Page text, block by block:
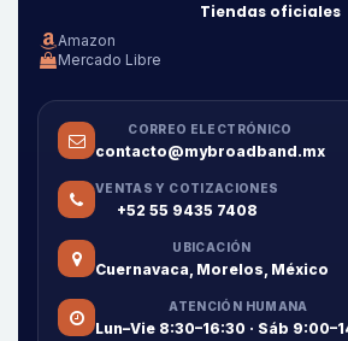
Tiendas oficiales
Amazon
Mercado Libre
CORREO ELECTRÓNICO
contacto@mybroadband.mx
VENTAS Y COTIZACIONES
+52 55 9435 7408
UBICACIÓN
Cuernavaca, Morelos, México
ATENCIÓN HUMANA
Lun–Vie 8:30–16:30 · Sáb